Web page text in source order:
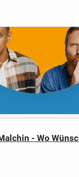
- Wo